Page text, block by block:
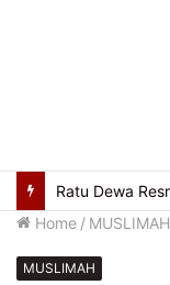
Home / MUSLIMAH
MUSLIMAH